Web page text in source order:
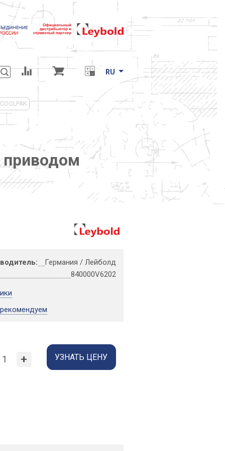
RU
приводом
Германия / Лейболд
840000V6202
+ УЗНАТЬ ЦЕНУ